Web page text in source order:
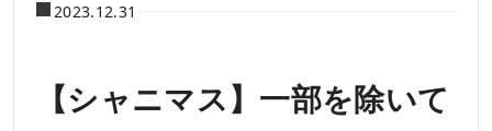
2023.12.31
【シャニマス】一部を除いて